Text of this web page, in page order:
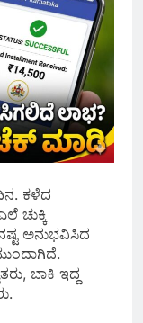
ಕಳೆದ
ಚುಕ್ಕಿ
ಅನುಭವಿಸಿದ
ಬಾಕಿ ಇದ್ದ